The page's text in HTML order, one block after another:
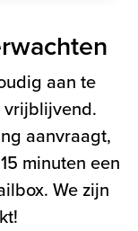
aan te
vrijblijvend.
aanvraagt,
minuten een
We zijn